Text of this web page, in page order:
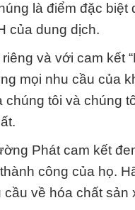
là điểm đặc biệt
của dung dịch.
và với cam kết
mọi nhu cầu của
tôi và chúng
Phát cam kết
công của họ.
về hóa chất sản